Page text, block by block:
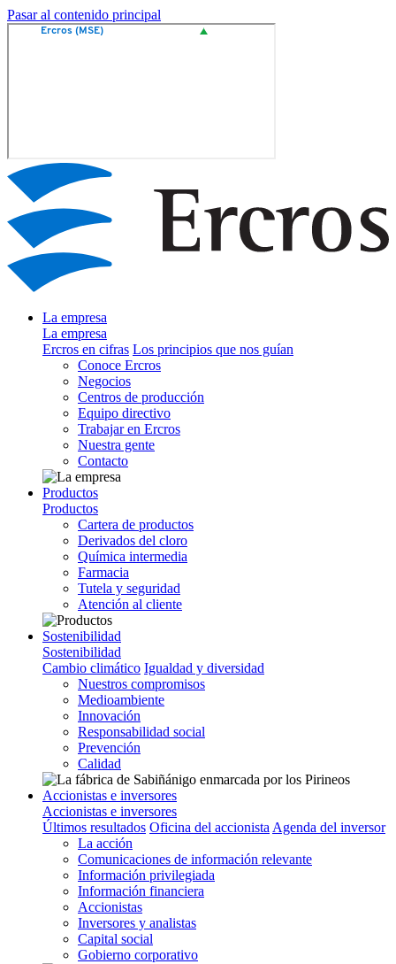
Pasar al contenido principal
La empresa
La empresa
Ercros en cifras Los principios que nos guían
Conoce Ercros
Negocios
Centros de producción
Equipo directivo
Trabajar en Ercros
Nuestra gente
Contacto
Productos
Productos
Cartera de productos
Derivados del cloro
Química intermedia
Farmacia
Tutela y seguridad
Atención al cliente
Sostenibilidad
Sostenibilidad
Cambio climático Igualdad y diversidad
Nuestros compromisos
Medioambiente
Innovación
Responsabilidad social
Prevención
Calidad
Accionistas e inversores
Accionistas e inversores
Últimos resultados Oficina del accionista Agenda del inversor
La acción
Comunicaciones de información relevante
Información privilegiada
Información financiera
Accionistas
Inversores y analistas
Capital social
Gobierno corporativo